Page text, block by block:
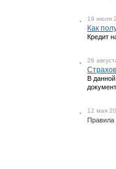
19 июля
Как
Кредит
26
В
12 мая
Правила